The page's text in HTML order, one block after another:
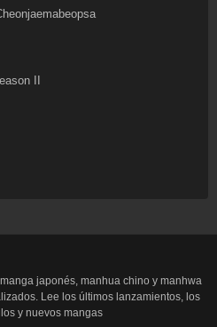
II
japonés, manhua chino y manhwa
Lee los últimos lanzamientos, los
y nuevos mangas